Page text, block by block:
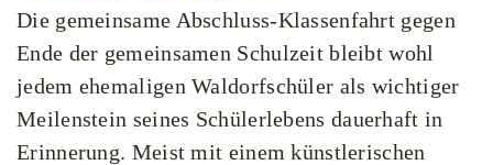
Die gemeinsame Abschluss-Klassenfahrt gegen
Ende der gemeinsamen Schulzeit bleibt wohl
jedem ehemaligen Waldorfschüler als wichtiger
Meilenstein seines Schülerlebens dauerhaft in
Erinnerung. Meist mit einem künstlerischen